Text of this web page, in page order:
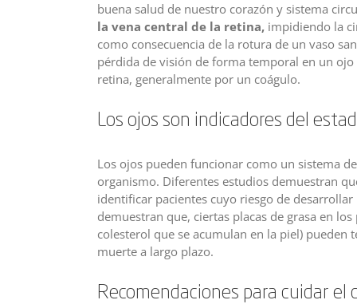
buena salud de nuestro corazón y sistema
la vena central de la retina, impidiendo la
como consecuencia de la rotura de un vaso
pérdida de visión de forma temporal en un
retina, generalmente por un coágulo.
Los ojos son indicadores del
Los ojos pueden funcionar como un sistema
organismo. Diferentes estudios demuestran
identificar pacientes cuyo riesgo de
demuestran que, ciertas placas de grasa en
colesterol que se acumulan en la piel)
muerte a largo plazo.
Recomendaciones para cuidar el